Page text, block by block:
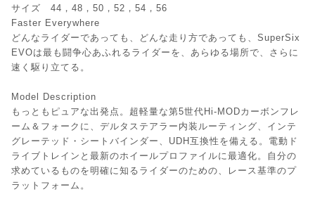
サイズ 44，48，50，52，54，56
Faster Everywhere
どんなライダーであっても、どんな走り方であっても、SuperSix
EVOは最も闘争心あふれるライダーを、あらゆる場所で、さらに
速く駆り立てる。
Model Description
もっともピュアな出発点。超軽量な第5世代Hi-MODカーボンフレ
ーム＆フォークに、デルタステアラー内装ルーティング、インテ
グレーテッド・シートバインダー、UDH互換性を備える。電動ド
ライブトレインと最新のホイールプロファイルに最適化。自分の
求めているものを明確に知るライダーのための、レース基準のプ
ラットフォーム。